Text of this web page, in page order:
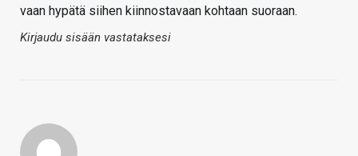
vaan hypätä siihen kiinnostavaan kohtaan suoraan.
Kirjaudu sisään vastataksesi